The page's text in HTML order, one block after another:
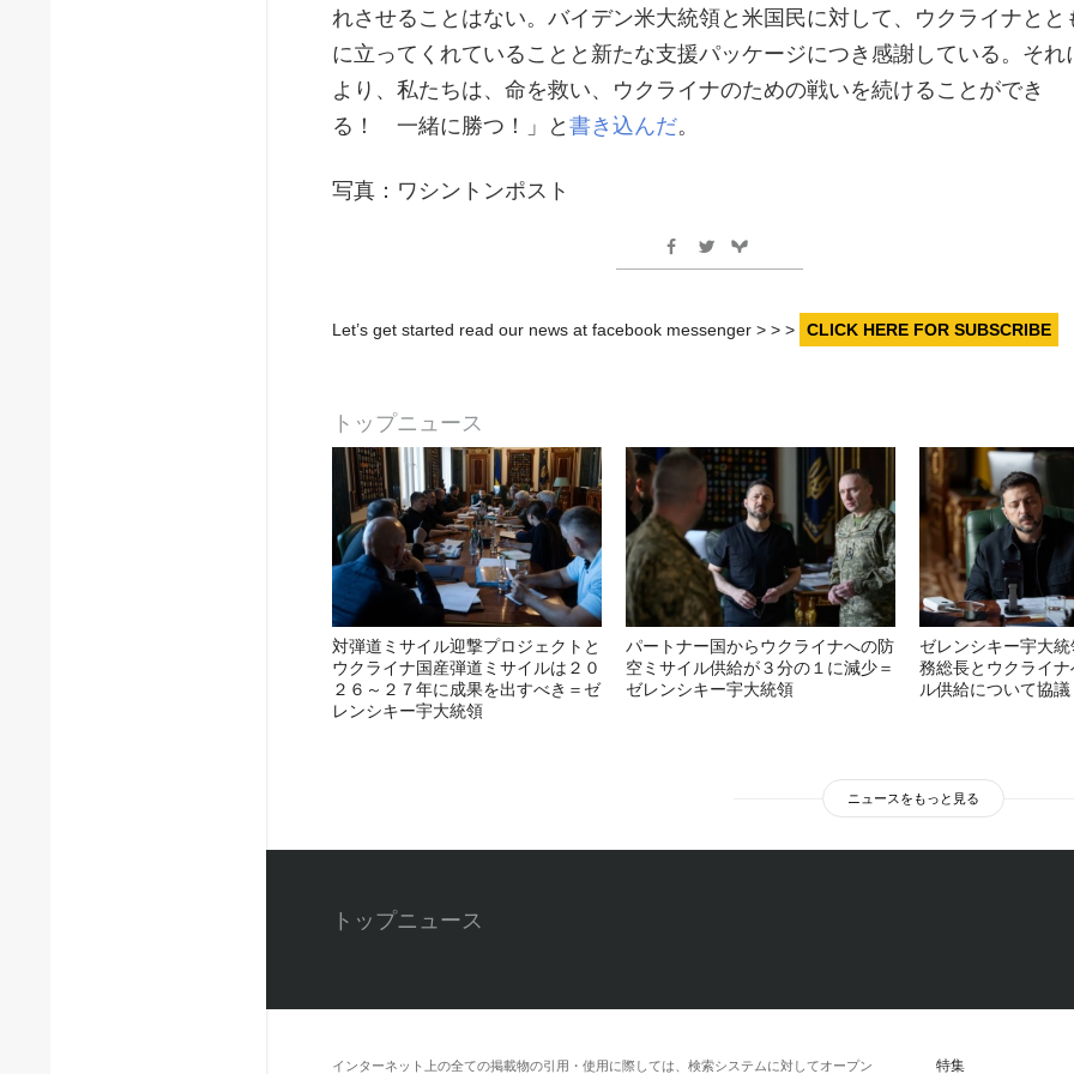
れさせることはない。バイデン米大統領と米国民に対して、ウクライナとと
に立ってくれていることと新たな支援パッケージにつき感謝している。それ
より、私たちは、命を救い、ウクライナのための戦いを続けることができ
る！ 一緒に勝つ！」と 書き込んだ。
写真：ワシントンポスト
Let’s get started read our news at facebook messenger > > > CLICK HERE FOR SUBSCRIBE
トップニュース
対弾道ミサイル迎撃プロジェクトと
ウクライナ国産弾道ミサイルは２０
２６～２７年に成果を出すべき＝ゼ
レンシキー宇大統領
パートナー国からウクライナへの防
空ミサイル供給が３分の１に減少＝
ゼレンシキー宇大統領
ゼレンシキー宇大
務総長とウクライ
ル供給について協議
ニュースをもっと見る
トップニュース
特集
インターネット上の全ての掲載物の引用・使用に際しては、検索システムに対してオープン